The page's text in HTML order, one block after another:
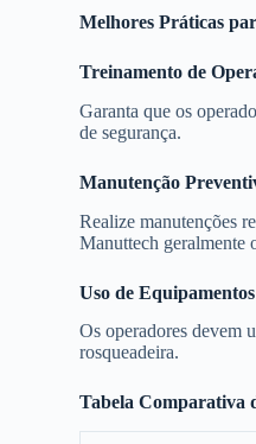
Melhores Práticas
Treinamento de
Garanta que os
de segurança.
Manutenção
Realize manutenções
Manuttech geralmente
Uso de
Os operadores devem
rosqueadeira.
Tabela Comparativa